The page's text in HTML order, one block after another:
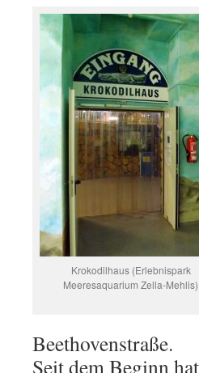
Krokodilhaus (Erlebnispark
Meeresaquarium Zella-Mehlis)
Beethovenstraße.
Seit dem Beginn